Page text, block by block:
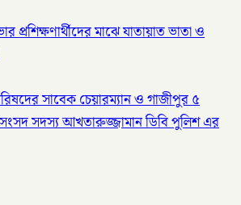
প্রশিক্ষণার্থীদের মাঝে যাতায়াত ভাতা ও
সাবেক চেয়ারম্যান ও গাজীপুর ৫
সদস্য আখতারুজ্জামান ডিবি পুলিশ এর